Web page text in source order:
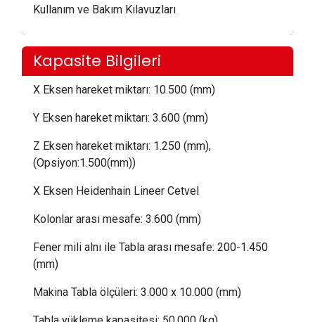
Kullanım ve Bakım Kılavuzları
Kapasite Bilgileri
X Eksen hareket miktarı: 10.500 (mm)
Y Eksen hareket miktarı: 3.600 (mm)
Z Eksen hareket miktarı: 1.250 (mm),
(Opsiyon:1.500(mm))
X Eksen Heidenhain Lineer Cetvel
Kolonlar arası mesafe: 3.600 (mm)
Fener mili alnı ile Tabla arası mesafe: 200-1.450
(mm)
Makina Tabla ölçüleri: 3.000 x 10.000 (mm)